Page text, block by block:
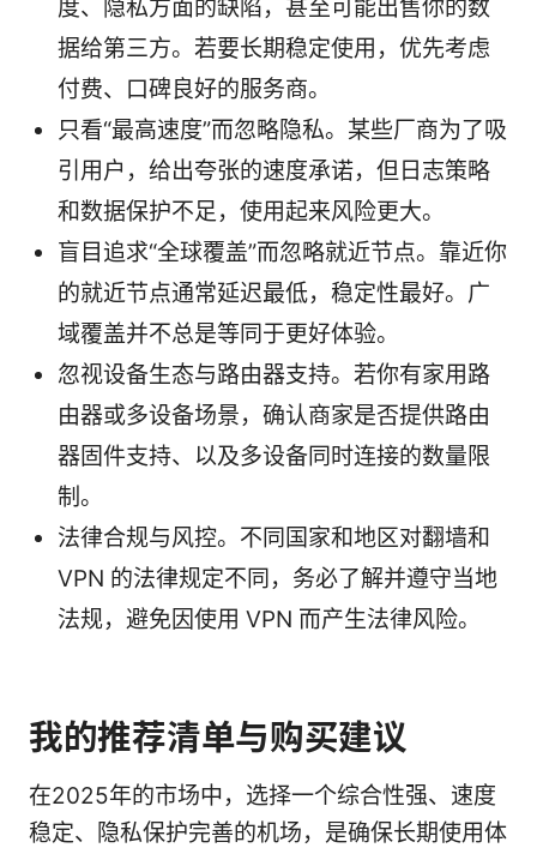
度、隐私方面的缺陷，甚至可能出售你的数
据给第三方。若要长期稳定使用，优先考虑
付费、口碑良好的服务商。
只看“最高速度”而忽略隐私。某些厂商为了吸
引用户，给出夸张的速度承诺，但日志策略
和数据保护不足，使用起来风险更大。
盲目追求“全球覆盖”而忽略就近节点。靠近你
的就近节点通常延迟最低，稳定性最好。广
域覆盖并不总是等同于更好体验。
忽视设备生态与路由器支持。若你有家用路
由器或多设备场景，确认商家是否提供路由
器固件支持、以及多设备同时连接的数量限
制。
法律合规与风控。不同国家和地区对翻墙和
VPN 的法律规定不同，务必了解并遵守当地
法规，避免因使用 VPN 而产生法律风险。
我的推荐清单与购买建议
在2025年的市场中，选择一个综合性强、速度
稳定、隐私保护完善的机场，是确保长期使用体